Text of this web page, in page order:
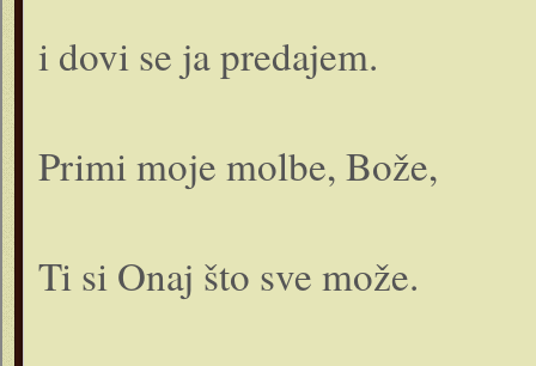
i dovi se ja predajem.
Primi moje molbe, Bože,
Ti si Onaj što sve može.